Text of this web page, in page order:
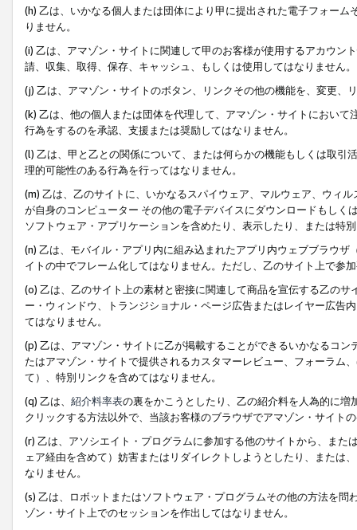
(h) 乙は、いかなる個人または団体により甲に提出された電子フォー
りません。
(i) 乙は、アマゾン・サイトに関連して甲のお客様が使用するアカウン
請、収集、取得、保存、キャッシュ、もしくは使用してはなりません。
(j) 乙は、アマゾン・サイトのボタン、リンクその他の機能を、変更、
(k) 乙は、他の個人または団体を代理して、アマゾン・サイトにおい
行為をするのを承認、支援または奨励してはなりません。
(l) 乙は、甲と乙との関係について、または何らかの機能もしくは取
理的可能性のある行為を行ってはなりません。
(m) 乙は、乙のサイトに、いかなるスパイウェア、マルウェア、ウィ
が自身のコンピューター その他の電子デバイスにダウンロードもし
ソフトウェア・アプリケーションを含めたり、表示したり、または特
(n) 乙は、モバイル・アプリ内に組み込まれたアプリ内ウェブブラウ
イトの中でフレーム化してはなりません。ただし、乙のサイト上で参
(o) 乙は、乙のサイト上の素材と密接に関連して商品を宣伝する乙の
ー・ウィンドウ、トランジショナル・ページ広告またはレイヤー広告
てはなりません。
(p) 乙は、アマゾン・サイトに乙が掲載することができるいかなるコ
たはアマゾン・サイトで提供されるカスタマーレビュー、フォーラム
て）、特別リンクを含めてはなりません。
(q) 乙は、 紹介料率表の裏をかこうとしたり、乙の紹介料を人為的に
クリックする方法以外で、当該お客様のブラウザでアマゾン・サイト
(r) 乙は、アソシエイト・プログラムに参加する他のサイトから、ま
ェア経由を含めて）妨害またはリダイレクトしようとしたり、または
なりません。
(s) 乙は、ロボットまたはソフトウェア・プログラムその他の方法を
ゾン・サイト上でのセッションを作出してはなりません。